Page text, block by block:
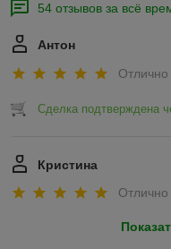
54 отзывов за всё
Антон
Отлично
Сделка подтверждена
Кристина
Отлично